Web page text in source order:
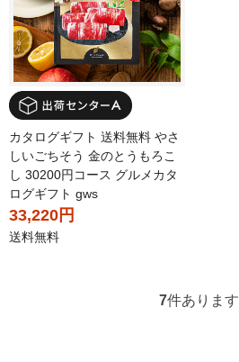
カタログギフト 送料無料 やさ
しいごちそう 金のとうもろこ
し 30200円コース グルメカタ
ログギフト gws
33,220円
送料無料
7件あります